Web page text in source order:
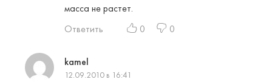
масса не растет.
Ответить
0 0
kamel
12.09.2010 в 16:41